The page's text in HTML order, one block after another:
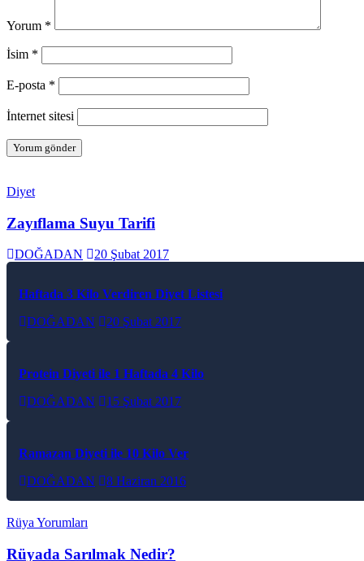
Yorum *
İsim *
E-posta *
İnternet sitesi
Diyet
Zayıflama Suyu Tarifi
DOĞADAN 20 Şubat 2017
Haftada 3 Kilo Verdiren Diyet Listesi
DOĞADAN
20 Şubat 2017
Protein Diyeti ile 1 Haftada 4 Kilo
DOĞADAN
15 Şubat 2017
Ramazan Diyeti ile 10 Kilo Ver
DOĞADAN
8 Haziran 2016
Rüya Yorumları
Rüyada Sarılmak Nedir?